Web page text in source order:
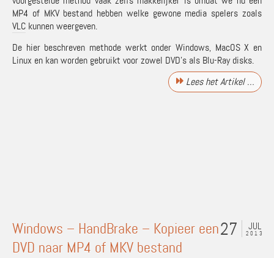
MP4 of MKV bestand hebben welke gewone media spelers zoals
VLC kunnen weergeven.
De hier beschreven methode werkt onder Windows, MacOS X en
Linux en kan worden gebruikt voor zowel DVD’s als Blu-Ray disks.
Lees het Artikel …
JUL
2013
27
Windows – HandBrake – Kopieer een
DVD naar MP4 of MKV bestand